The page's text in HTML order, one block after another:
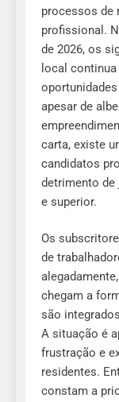
processos de
profissional.
de 2026, os
local
apesar de
carta, existe
candidatos
detrimento
e superior.
Os
de
chegam a
são
A situação é
frustração e
residentes.
constam a